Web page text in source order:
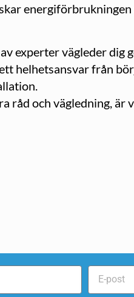
experter vägleder dig
helhetsansvar från
råd och vägledning, är